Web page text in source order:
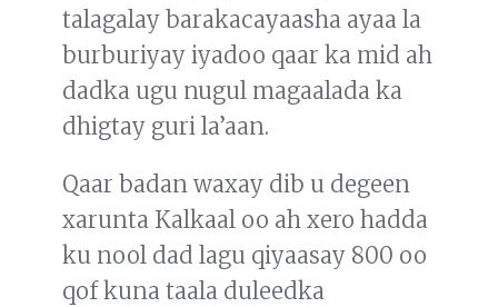
talagalay barakacayaasha ayaa la
burburiyay iyadoo qaar ka mid ah
dadka ugu nugul magaalada ka
dhigtay guri la’aan.
Qaar badan waxay dib u degeen
xarunta Kalkaal oo ah xero hadda
ku nool dad lagu qiyaasay 800 oo
qof kuna taala duleedka